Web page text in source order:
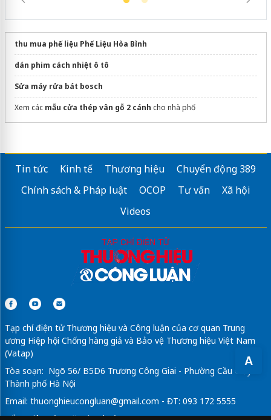
A
thu mua phế liệu Phế Liệu Hòa Bình
dán phim cách nhiệt ô tô
Sửa máy rửa bát bosch
Xem các mẫu cửa thép vân gỗ 2 cánh cho nhà phố
Tin tức Kinh tế Thương hiệu
Chuyển động 389
Chính sách & Pháp luật
OCOP Tư vấn
Xã hội
Videos
Tạp chí điện tử Thương hiệu và Công luận của cơ quan Trung
ương Hiệp hội Chống hàng giả và Bảo vệ Thương hiệu Việt Nam
(Vatap)
Tòa soạn: Ngõ 56/ B5D6 Trương Công Giai - Phường Cầu Giấy -
Thành phố Hà Nội
Email: thuonghieucongluan@gmail.com - ĐT: 093 172 5555